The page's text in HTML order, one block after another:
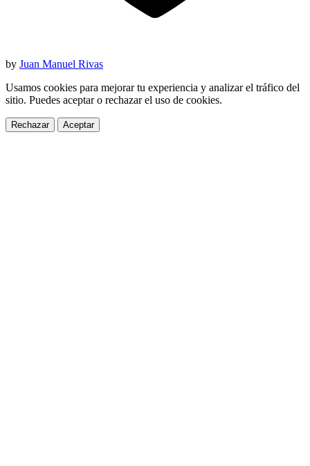
by Juan Manuel Rivas
Usamos cookies para mejorar tu experiencia y analizar el tráfico del
sitio. Puedes aceptar o rechazar el uso de cookies.
Rechazar Aceptar